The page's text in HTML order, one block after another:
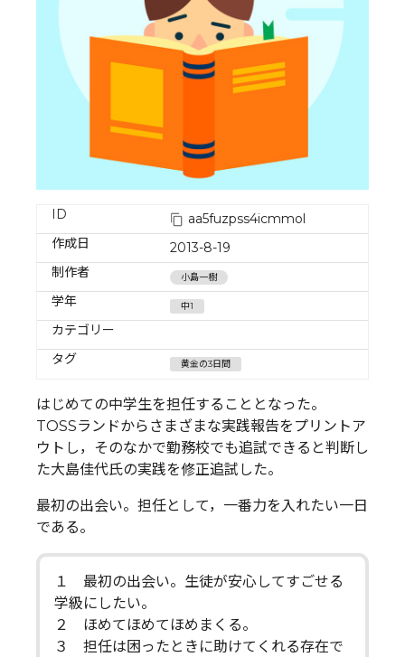
ID
aa5fuzpss4icmmol
作成日
2013-8-19
制作者
小島一樹
学年 中1
カテゴリー
タグ
黄金の3日間
はじめての中学生を担任することとなった。
TOSSランドからさまざまな実践報告をプリントア
ウトし，そのなかで勤務校でも追試できると判断し
た大島佳代氏の実践を修正追試した。
最初の出会い。担任として，一番力を入れたい一日
である。
１ 最初の出会い。生徒が安心してすごせる
学級にしたい。
２ ほめてほめてほめまくる。
３ 担任は困ったときに助けてくれる存在で